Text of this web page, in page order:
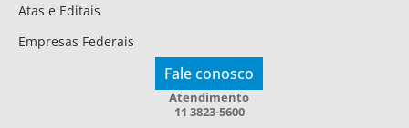
Atas e Editais
Empresas Federais
Fale conosco
Atendimento
11 3823-5600